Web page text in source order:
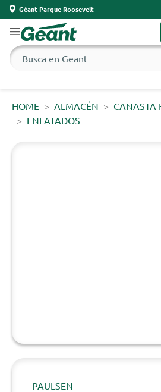
Géant Parque Roosevelt
HOME ALMACÉN
CANASTA
ENLATADOS
PAULSEN